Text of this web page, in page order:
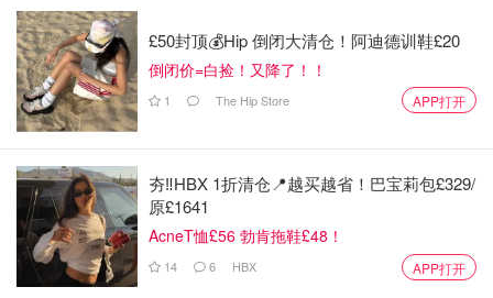
£50封顶💰Hip 倒闭大清仓！阿迪德训鞋£20
倒闭价=白捡！又降了！！
1 The Hip Store APP打开
夯‼️HBX 1折清仓📍越买越省！巴宝莉包£329/
原£1641
AcneT恤£56 勃肯拖鞋£48！
14 6 HBX APP打开